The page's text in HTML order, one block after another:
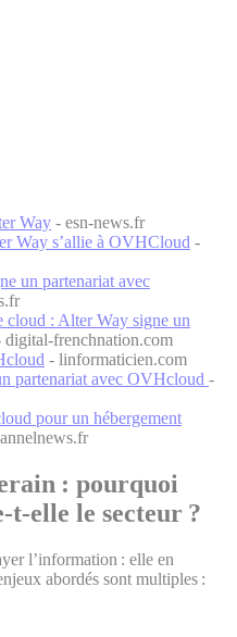
Way - esn-news.fr
Way s’allie à OVHCloud -
un partenariat avec
cloud : Alter Way signe un
digital-frenchnation.com
- linformaticien.com
partenariat avec OVHcloud -
pour un hébergement
: pourquoi
t-elle le secteur ?
l’information : elle en
abordés sont multiples :